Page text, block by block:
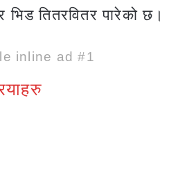
भिड तितरवितर पारेको छ।
inline ad #1